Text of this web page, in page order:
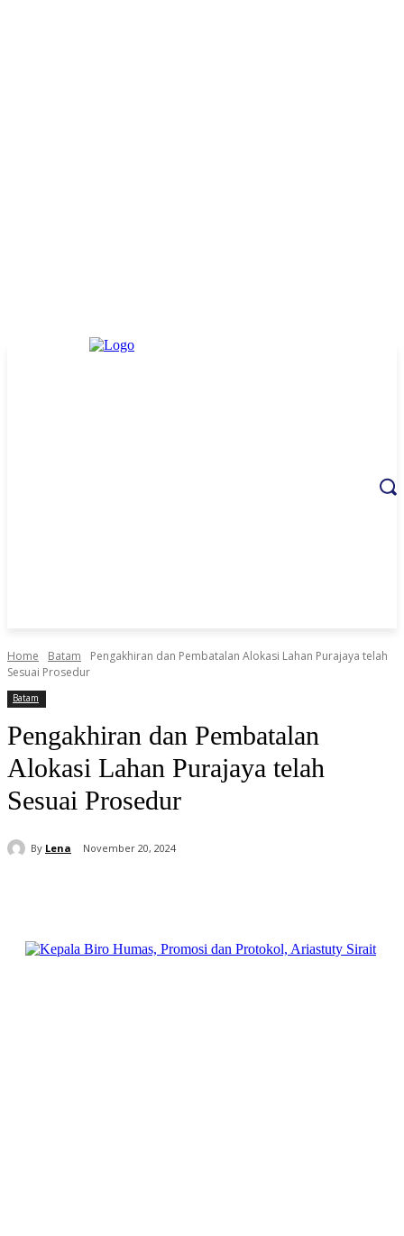
Home Batam
Pengakhiran dan Pembatalan Alokasi Lahan Purajaya telah
Sesuai Prosedur
Batam
Pengakhiran dan Pembatalan
Alokasi Lahan Purajaya telah
Sesuai Prosedur
By Lena November 20, 2024